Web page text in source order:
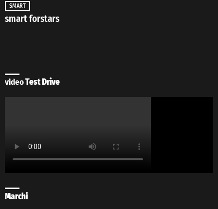
SMART
smart forstars
videoTest Drive
Marchi